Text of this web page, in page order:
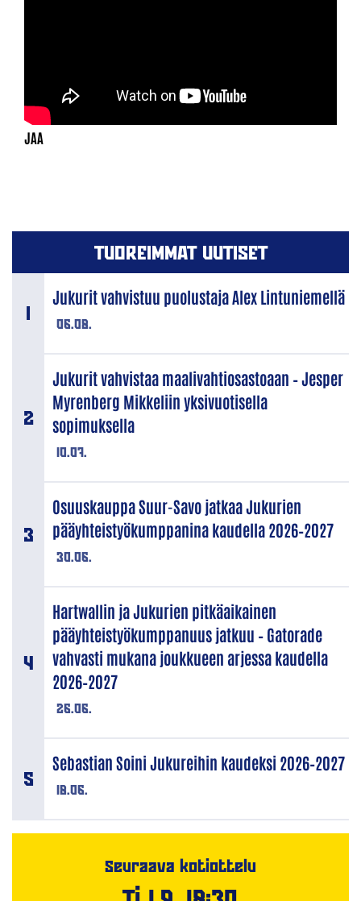
TUOREIMMAT UUTISET
06.08.
Jukurit vahvistuu puolustaja Alex Lintuniemellä
10.07.
Jukurit vahvistaa maalivahtiosastoaan – Jesper
Myrenberg Mikkeliin yksivuotisella
sopimuksella
30.06.
Osuuskauppa Suur-Savo jatkaa Jukurien
pääyhteistyökumppanina kaudella 2026–2027
26.06.
Hartwallin ja Jukurien pitkäaikainen
pääyhteistyökumppanuus jatkuu – Gatorade
vahvasti mukana joukkueen arjessa kaudella
2026–2027
18.06.
Sebastian Soini Jukureihin kaudeksi 2026–2027
Seuraava kotiottelu